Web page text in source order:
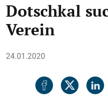
Dotschkal
Verein
24.01.2020